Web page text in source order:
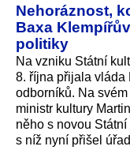
Nehoráznost,
Baxa
politiky
Na vzniku Státní
8. října přijala vláda
odborníků. Na
ministr kultury
něho s novou
s níž nyní přišel